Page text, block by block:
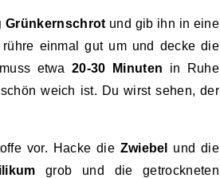
Grünkernschrot und gib ihn in eine
rühre einmal gut um und decke die
etwa20-30 Minuten in Ruhe
weich ist. Du wirst sehen, der
vor. Hacke die Zwiebel
und die
grob und die getrockneten